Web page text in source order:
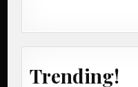
Trending!